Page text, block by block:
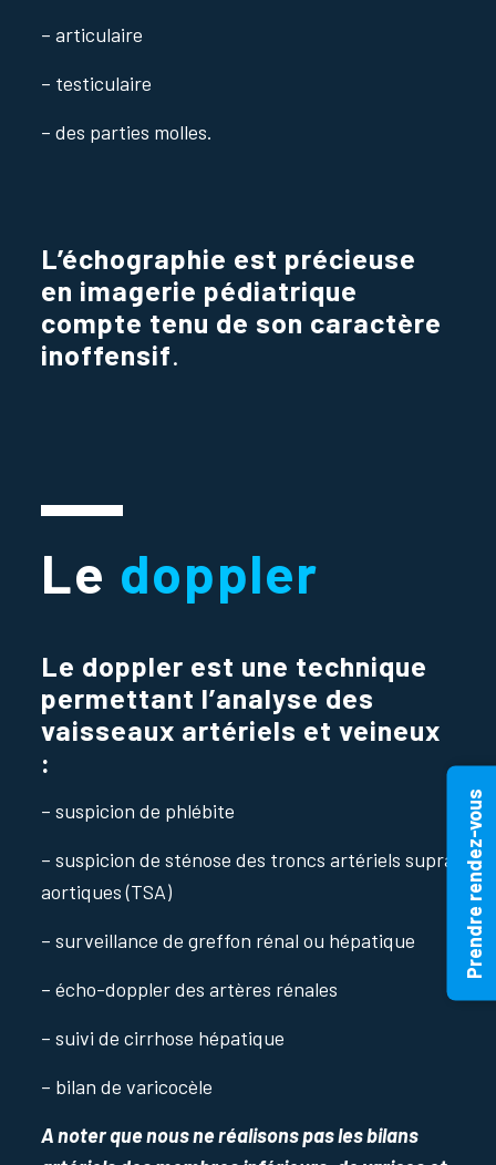
– articulaire
– testiculaire
– des parties molles.
L’échographie est précieuse
en imagerie pédiatrique
compte tenu de son caractère
inoffensif.
Le doppler
Le doppler est une technique
permettant l’analyse des
vaisseaux artériels et veineux
:
– suspicion de phlébite
– suspicion de sténose des troncs artériels supra
aortiques (TSA)
– surveillance de greffon rénal ou hépatique
– écho-doppler des artères rénales
– suivi de cirrhose hépatique
– bilan de varicocèle
A noter que nous ne réalisons pas les bilans
Prendre rendez-vous